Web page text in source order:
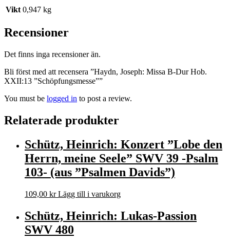
Vikt 0,947 kg
Recensioner
Det finns inga recensioner än.
Bli först med att recensera ”Haydn, Joseph: Missa B-Dur Hob.
XXII:13 ”Schöpfungsmesse””
You must be logged in to post a review.
Relaterade produkter
Schütz, Heinrich: Konzert ”Lobe den
Herrn, meine Seele” SWV 39 -Psalm
103- (aus ”Psalmen Davids”)
109,00 kr Lägg till i varukorg
Schütz, Heinrich: Lukas-Passion
SWV 480